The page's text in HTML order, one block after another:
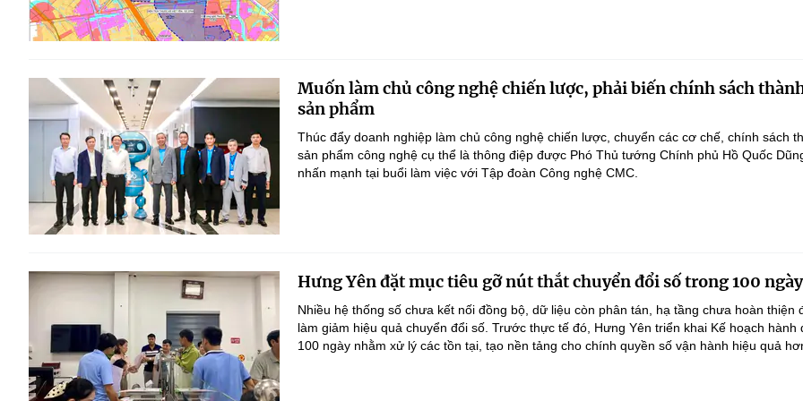
Muốn làm chủ công nghệ chiến lược, phải biến chính sách
sản phẩm
Thúc đẩy doanh nghiệp làm chủ công nghệ chiến lược, chuyển các cơ chế, chính sách
sản phẩm công nghệ cụ thể là thông điệp được Phó Thủ tướng Chính phủ Hồ Quốc
nhấn mạnh tại buổi làm việc với Tập đoàn Công nghệ CMC.
Hưng Yên đặt mục tiêu gỡ nút thắt chuyển đổi số trong 100 ngày
Nhiều hệ thống số chưa kết nối đồng bộ, dữ liệu còn phân tán, hạ tầng chưa hoàn thiện
làm giảm hiệu quả chuyển đổi số. Trước thực tế đó, Hưng Yên triển khai Kế hoạch hành
100 ngày nhằm xử lý các tồn tại, tạo nền tảng cho chính quyền số vận hành hiệu quả